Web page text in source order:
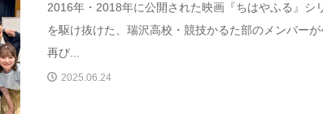
2016年・2018年に公開された映画『ちはやふる』シ
を駆け抜けた、瑞沢高校・競技かるた部のメンバーが
再び...
2025.06.24